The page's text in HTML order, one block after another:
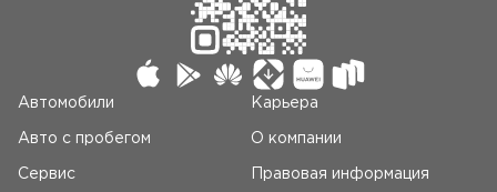
Автомобили
Авто c пробегом
Сервис
Карьера
О компании
Правовая информация